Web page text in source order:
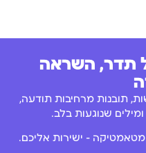
תדר, השראה
תובנות מרחיבות תודעה,
שנוגעות בלב.
– ישירות אליכם.